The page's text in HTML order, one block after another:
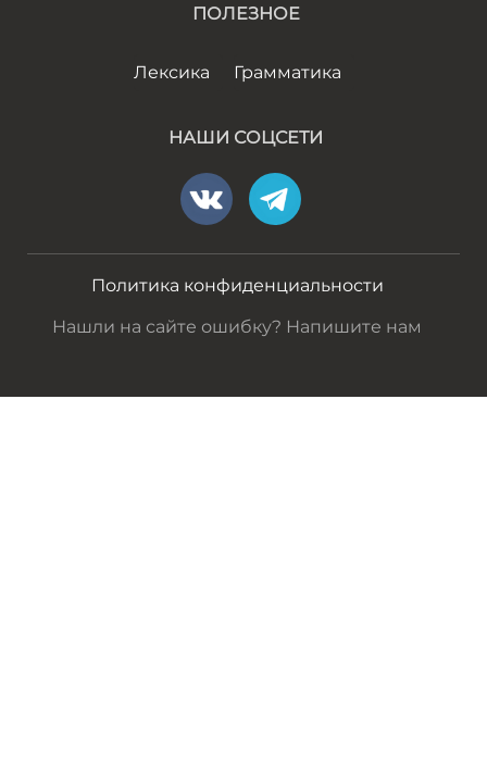
ПОЛЕЗНОЕ
Лексика Грамматика
НАШИ СОЦСЕТИ
Политика конфиденциальности
Нашли на сайте ошибку? Напишите нам